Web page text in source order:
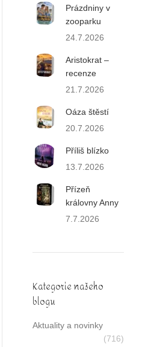
Prázdniny v
zooparku
24.7.2026
Aristokrat –
recenze
21.7.2026
Oáza štěstí
20.7.2026
Příliš blízko
13.7.2026
Přízeň
královny Anny
7.7.2026
Kategorie našeho
blogu
Aktuality a novinky
(716)